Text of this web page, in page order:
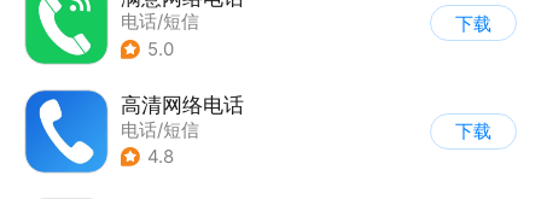
电话/短信
5.0
下载
高清网络电话
电话/短信
4.8
下载